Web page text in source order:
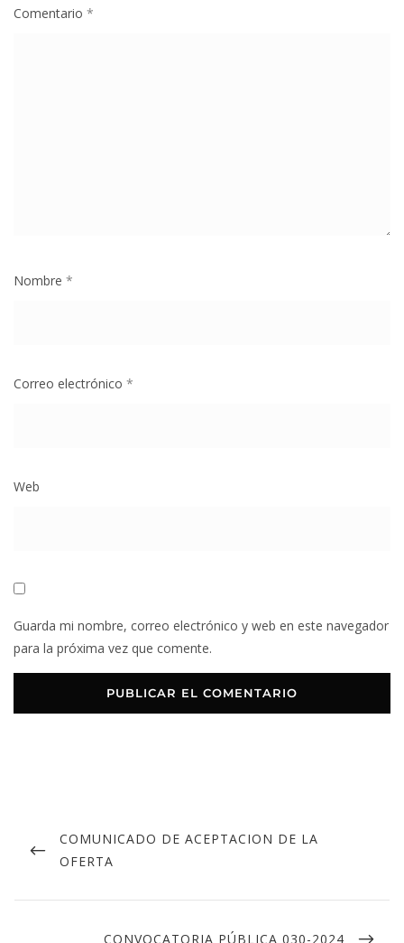
Comentario *
Nombre *
Correo electrónico *
Web
Guarda mi nombre, correo electrónico y web en este navegador
para la próxima vez que comente.
COMUNICADO DE ACEPTACION DE LA
OFERTA
CONVOCATORIA PÚBLICA 030-2024